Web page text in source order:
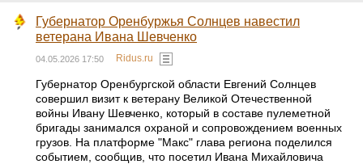
Губернатор Оренбуржья Солнцев навестил
ветерана Ивана Шевченко
04.05.2026 17:50 Ridus.ru
Губернатор Оренбургской области Евгений Солнцев
совершил визит к ветерану Великой Отечественной
войны Ивану Шевченко, который в составе пулеметной
бригады занимался охраной и сопровождением военных
грузов. На платформе "Макс" глава региона поделился
событием, сообщив, что посетил Ивана Михайловича